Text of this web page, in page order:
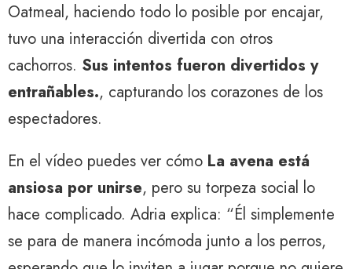
Oatmeal, haciendo todo lo posible por encajar,
tuvo una interacción divertida con otros
cachorros. Sus intentos fueron divertidos y
entrañables., capturando los corazones de los
espectadores.
En el vídeo puedes ver cómo La avena está
ansiosa por unirse, pero su torpeza social lo
hace complicado. Adria explica: “Él simplemente
se para de manera incómoda junto a los perros,